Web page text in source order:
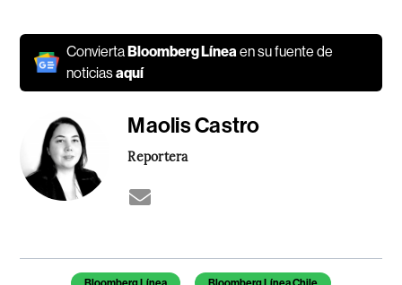
ConviertaBloomberg Línea en su fuente de
noticiasaquí
Maolis Castro
Reportera
Temas de este artículo